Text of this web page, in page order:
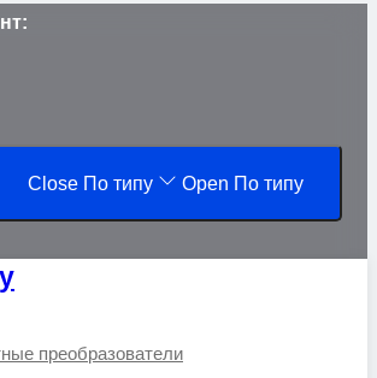
Close По типу Open По типу
преобразователи